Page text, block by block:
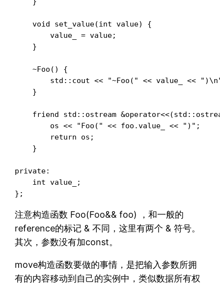
    void set_value(int value) {
        value_ = value;
    }
    ~Foo() {
std::cout << "~Foo(" << value_ <<
    }
friend std::ostream
        os << "Foo(" << foo.value_ << ")";
        return os;
    }
private:
    int value_;
};
注意构造函数 Foo(Foo&& foo) ，和一般的
reference的标记 & 不同，这里有两个 & 符号。
其次，参数没有加const。
move构造函数要做的事情，是把输入参数所拥
有的内容移动到自己的实例中，类似数据所有权